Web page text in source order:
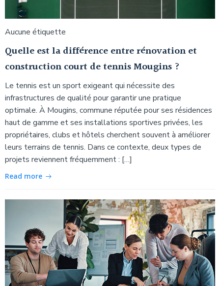
Aucune étiquette
Quelle est la différence entre rénovation et
construction court de tennis Mougins ?
Le tennis est un sport exigeant qui nécessite des
infrastructures de qualité pour garantir une pratique
optimale. À Mougins, commune réputée pour ses résidences
haut de gamme et ses installations sportives privées, les
propriétaires, clubs et hôtels cherchent souvent à améliorer
leurs terrains de tennis. Dans ce contexte, deux types de
projets reviennent fréquemment : […]
Read more